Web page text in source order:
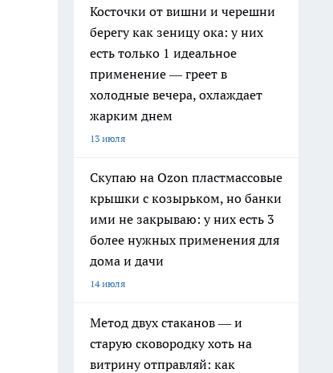
Косточки от вишни и черешни
берегу как зеницу ока: у них
есть только 1 идеальное
применение — греет в
холодные вечера, охлаждает
жарким днем
13 июля
Скупаю на Ozon пластмассовые
крышки с козырьком, но банки
ими не закрываю: у них есть 3
более нужных применения для
дома и дачи
14 июля
Метод двух стаканов — и
старую сковородку хоть на
витрину отправляй: как